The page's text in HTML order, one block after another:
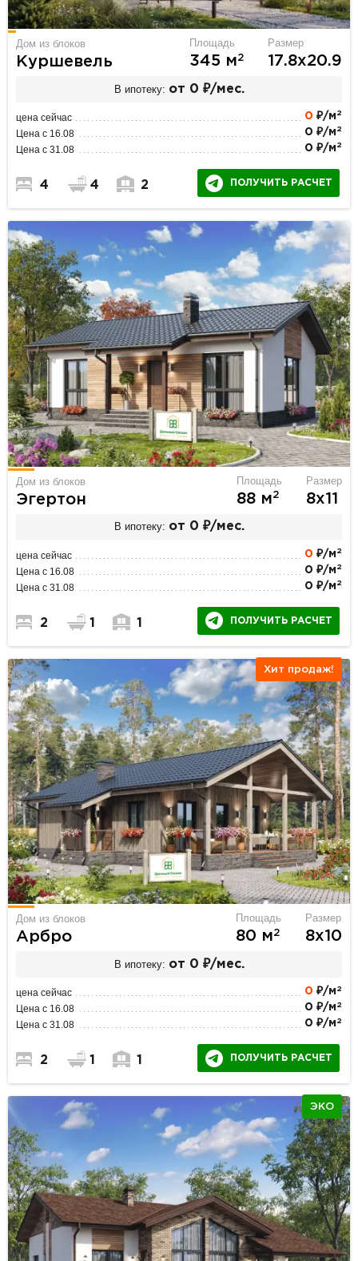
Дом из блоков
Куршевель
Площадь
345 м2
Размер
17.8х20.9
В ипотеку: от 0 ₽/мес.
цена сейчас 0 ₽/м 2
Цена с 16.08 0 ₽/м 2
Цена с 31.08 0 ₽/м 2
4 4 2 ПОЛУЧИТЬ РАСЧЕТ
Дом из блоков
Эгертон
Площадь
88 м2
Размер
8х11
В ипотеку: от 0 ₽/мес.
цена сейчас 0 ₽/м 2
Цена с 16.08 0 ₽/м 2
Цена с 31.08 0 ₽/м 2
2 1 1 ПОЛУЧИТЬ РАСЧЕТ
Хит продаж!
Дом из блоков
Арбро
Площадь
80 м2
Размер
8х10
В ипотеку: от 0 ₽/мес.
цена сейчас 0 ₽/м 2
Цена с 16.08 0 ₽/м 2
Цена с 31.08 0 ₽/м 2
2 1 1 ПОЛУЧИТЬ РАСЧЕТ
ЭКО